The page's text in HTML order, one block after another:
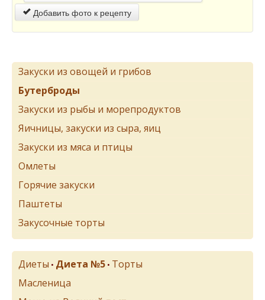
Добавить фото к рецепту
Закуски из овощей и грибов
Бутерброды
Закуски из рыбы и морепродуктов
Яичницы, закуски из сыра, яиц
Закуски из мяса и птицы
Омлеты
Горячие закуски
Паштеты
Закусочные торты
Диеты • Диета №5 • Торты
Масленица